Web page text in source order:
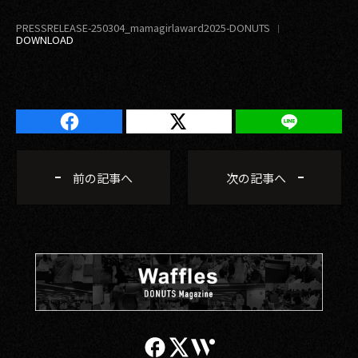
PRESSRELEASE-250304_mamagirlaward2025-DONUTS
前の記事へ 次の記事へ